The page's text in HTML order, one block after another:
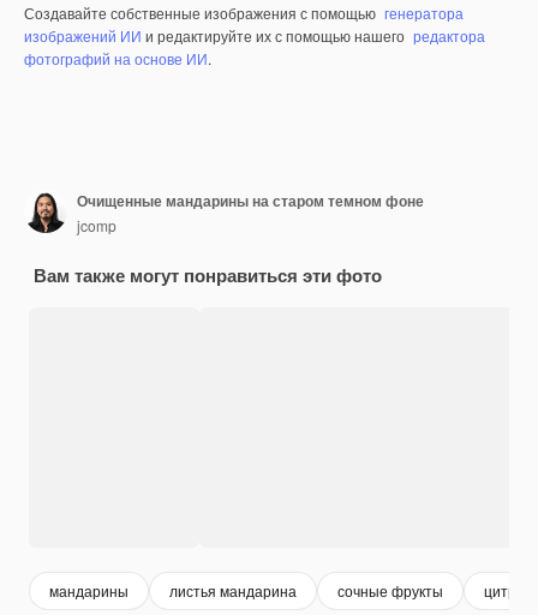
Создавайте собственные изображения с помощью генератора
изображений ИИ и редактируйте их с помощью нашего редактора
фотографий на основе ИИ.
Очищенные мандарины на старом темном фоне
jcomp
Вам также могут понравиться эти фото
мандарины листья мандарина сочные фрукты